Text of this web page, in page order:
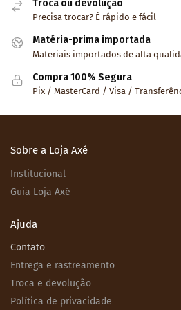
Troca ou devolução
Precisa trocar? É rápido e fácil
Matéria-prima importada
Materiais importados de alta
Compra 100% Segura
Pix / MasterCard / Visa /
Sobre a Loja Axé
Institucional
Guia Loja Axé
Ajuda
Contato
Entrega e rastreamento
Troca e devolução
Política de privacidade